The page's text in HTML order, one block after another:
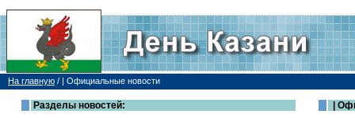
На главную / | Официальные новости
Разделы новостей: |